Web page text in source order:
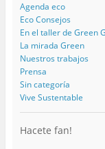
Agenda eco
Eco Consejos
En el taller de Green
La mirada Green
Nuestros trabajos
Prensa
Sin categoría
Vive Sustentable
Hacete fan!